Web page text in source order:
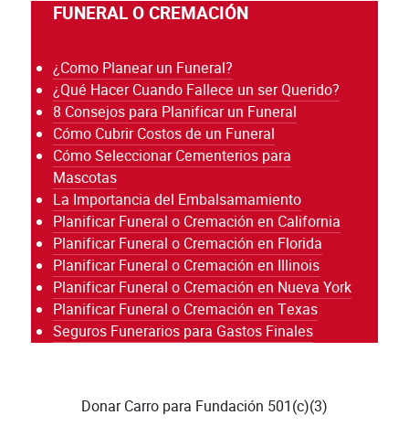
FUNERAL O CREMACIÓN
¿Como Planear un Funeral?
¿Qué Hacer Cuando Fallece un ser Querido?
8 Consejos para Planificar un Funeral
Cómo Cubrir Costos de un Funeral
Cómo Seleccionar Cementerios para
Mascotas
La Importancia del Embalsamamiento
Planificar Funeral o Cremación en California
Planificar Funeral o Cremación en Florida
Planificar Funeral o Cremación en Illinois
Planificar Funeral o Cremación en Nueva York
Planificar Funeral o Cremación en Texas
Seguros Funerarios para Gastos Finales
Donar Carro para Fundación 501(c)(3)